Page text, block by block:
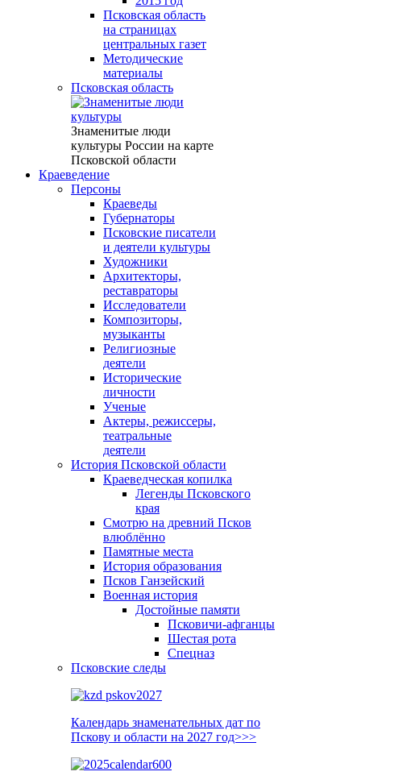
Псковская область
на страницах
центральных газет
Методические
материалы
Псковская область
Знаменитые люди
культуры России на карте
Псковской области
Краеведение
Персоны
Краеведы
Губернаторы
Псковские писатели
и деятели культуры
Художники
Архитекторы,
реставраторы
Исследователи
Композиторы,
музыканты
Религиозные
деятели
Исторические
личности
Ученые
Актеры, режиссеры,
театральные
деятели
История Псковской области
Краеведческая копилка
Легенды Псковского
края
Смотрю на древний Псков
влюблённо
Памятные места
История образования
Псков Ганзейский
Военная история
Достойные памяти
Псковичи-афганцы
Шестая рота
Спецназ
Псковские следы
Календарь знаменательных дат по
Пскову и области на 2027 год>>>